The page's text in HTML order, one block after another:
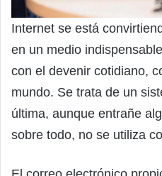
Internet se está
en un medio
con el devenir cotidiano,
mundo. Se trata de un
última, aunque entrañe
sobre todo, no se utiliza